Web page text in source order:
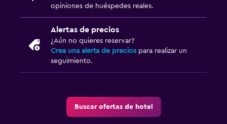
opiniones de huéspedes reales.
Alertas de precios
¿Aún no quieres reservar?
Crea una alerta de precios para realizar un
seguimiento.
Buscar ofertas de hotel